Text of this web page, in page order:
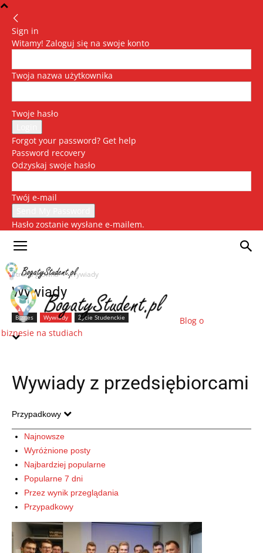
Sign in
Witamy! Zaloguj się na swoje konto
Twoja nazwa użytkownika
Twoje hasło
Forgot your password? Get help
Password recovery
Odzyskaj swoje hasło
Twój e-mail
Hasło zostanie wysłane e-mailem.
Blog o
biznesie na studiach
Strona główna Wywiady
Wywiady
Biznes Wywiady Życie Studenckie
Wywiady z przedsiębiorcami
Przypadkowy
Najnowsze
Wyróżnione posty
Najbardziej popularne
Popularne 7 dni
Przez wynik przeglądania
Przypadkowy